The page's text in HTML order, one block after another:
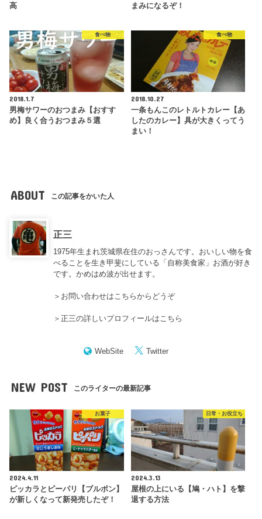
高
まみになるぞ！
食べ物
2018.1.7
男梅サワーのおつまみ【おすす
め】良く合うおつまみ５選
食べ物
2018.10.27
一条もんこのレトルトカレー【あ
したのカレー】具が大きくってう
まい！
ABOUT この記事をかいた人
正三
1975年生まれ茨城県在住のおっさんです。おいしい物を食
べることを生き甲斐にしている「自称美食家」お酒が好き
です。かめはめ波が出せます。
＞ お問い合わせはこちらからどうぞ
＞正三の詳しいプロフィールはこちら
WebSite Twitter
NEW POST このライターの最新記事
お菓子
2024.4.11
ピッカラとピーパリ【ブルボン】
が新しくなって新発売したぞ！
日常・お役立ち
2024.3.13
屋根の上にいる【鳩・ハト】を撃
退する方法